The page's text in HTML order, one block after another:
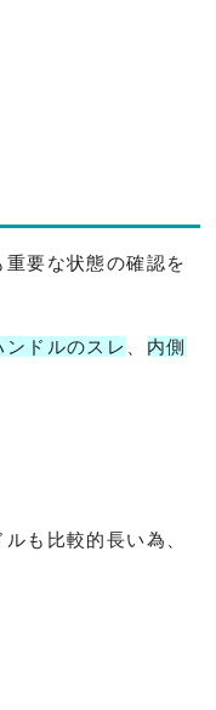
要な状態の確認を
ンドルのスレ
内側
も比較的長い為、